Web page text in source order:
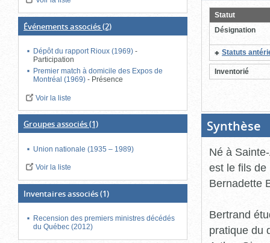
Événements associés(2)
Dépôt du rapport Rioux (1969)-
Participation
Premier match à domicile des Expos de
Montréal (1969)- Présence
Voir la liste
Groupes associés(1)
Union nationale (1935 – 1989)
Voir la liste
Inventaires associés(1)
Recension des premiers ministres décédés
du Québec (2012)
pour
Statut
Désignation
Statuts
Inventorié
Synthèse
Né à
est le fils de
Bernadette
Bertrand
pratique du